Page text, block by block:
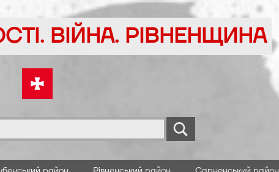
ВІЙНА. РІВНЕНЩИНА